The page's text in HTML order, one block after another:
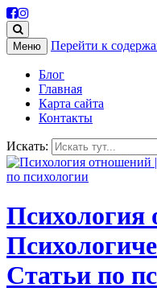
Меню Перейти к
Блог
Главная
Карта сайта
Контакты
Искать:
Психология
Статьи по